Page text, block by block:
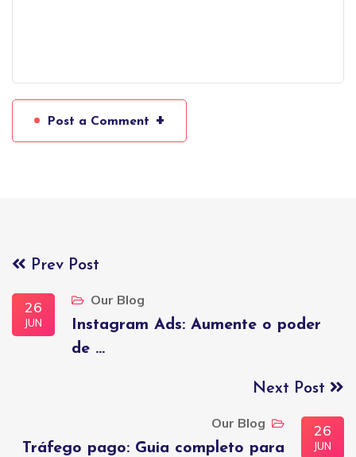
Post a Comment +
Prev Post
26
JUN
Our Blog
Instagram Ads: Aumente o poder
de ...
Next Post
26
JUN
Our Blog
Tráfego pago: Guia completo para